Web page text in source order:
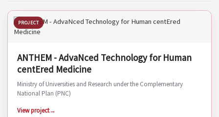
PROJECT
ANTHEM - AdvaNced Technology for Human
centEred Medicine
Ministry of Universities and Research under the Complementary
National Plan (PNC)
View project